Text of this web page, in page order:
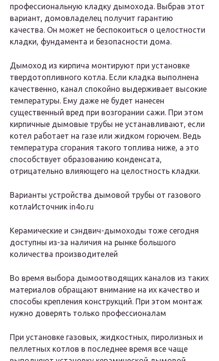
профессиональную кладку дымохода. Выбрав этот
вариант, домовладелец получит гарантию
качества. Он может не беспокоиться о целостности
кладки, фундамента и безопасности дома.
Дымоход из кирпича монтируют при установке
твердотопливного котла. Если кладка выполнена
качественно, канал спокойно выдерживает высокие
температуры. Ему даже не будет нанесен
существенный вред при возгорании сажи. При этом
кирпичные дымовые трубы не устанавливают, если
котел работает на газе или жидком горючем. Ведь
температура сгорания такого топлива ниже, а это
способствует образованию конденсата,
отрицательно влияющего на целостность кладки.
Варианты устройства дымовой трубы от газового
котлаИсточник in4o.ru
Керамические и сэндвич-дымоходы тоже сегодня
доступны из-за наличия на рынке большого
количества производителей
Во время выбора дымоотводящих каналов из таких
материалов обращают внимание на их качество и
способы крепления конструкций. При этом монтаж
нужно доверять только профессионалам
При установке газовых, жидкостных, пиролизных и
пеллетных котлов в последнее время все чаще